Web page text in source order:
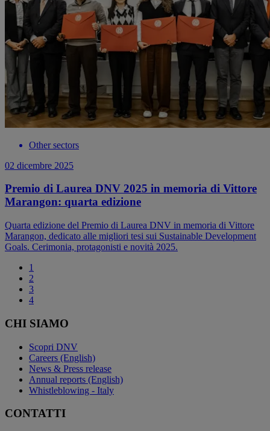
Other sectors
02 dicembre 2025
Premio di Laurea DNV 2025 in memoria di Vittore
Marangon: quarta edizione
Quarta edizione del Premio di Laurea DNV in memoria di Vittore
Marangon, dedicato alle migliori tesi sui Sustainable Development
Goals. Cerimonia, protagonisti e novità 2025.
1
2
3
4
CHI SIAMO
Scopri DNV
Careers (English)
News & Press release
Annual reports (English)
Whistleblowing - Italy
CONTATTI